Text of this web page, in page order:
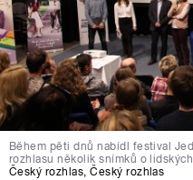
Během pěti dnů nabídl festival
rozhlasu několik snímků o
Český rozhlas,Český rozhlas